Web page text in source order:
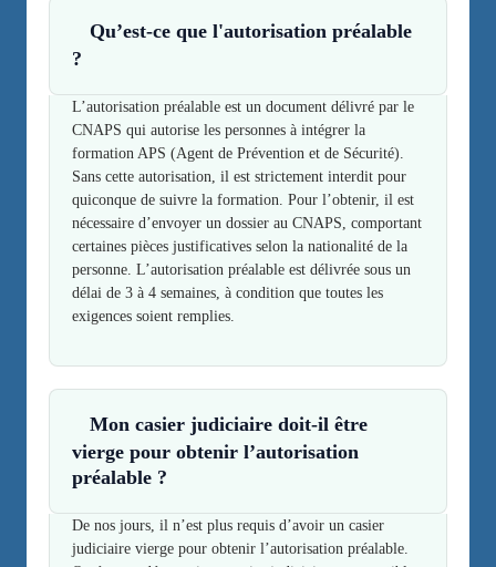
Qu’est-ce que l'autorisation préalable
?
L’autorisation préalable est un document délivré par le
CNAPS qui autorise les personnes à intégrer la
formation APS (Agent de Prévention et de Sécurité).
Sans cette autorisation, il est strictement interdit pour
quiconque de suivre la formation. Pour l’obtenir, il est
nécessaire d’envoyer un dossier au CNAPS, comportant
certaines pièces justificatives selon la nationalité de la
personne. L’autorisation préalable est délivrée sous un
délai de 3 à 4 semaines, à condition que toutes les
exigences soient remplies.
Mon casier judiciaire doit-il être
vierge pour obtenir l’autorisation
préalable ?
De nos jours, il n’est plus requis d’avoir un casier
judiciaire vierge pour obtenir l’autorisation préalable.